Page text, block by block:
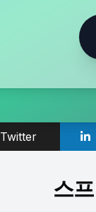
Twitter
스